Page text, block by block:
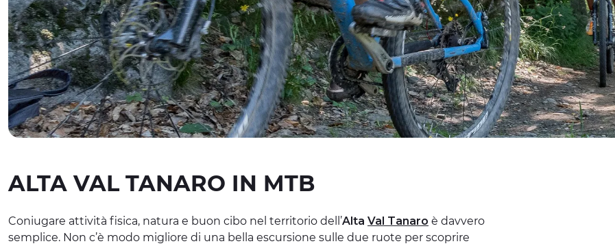
ALTA VAL TANARO IN MTB
Coniugare attività fisica, natura e buon cibo nel territorio dell’Alta Val Tanaro è davvero
semplice. Non c’è modo migliore di una bella escursione sulle due ruote per scoprire